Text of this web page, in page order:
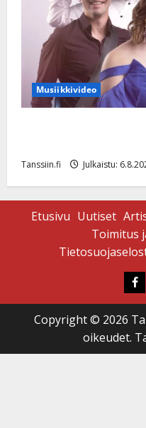
Musiikkivideo
Tanssiin.fi Julkaistu:
Etusivu Uutiset
Toimitus
Copyright © 2026
oikeudet.